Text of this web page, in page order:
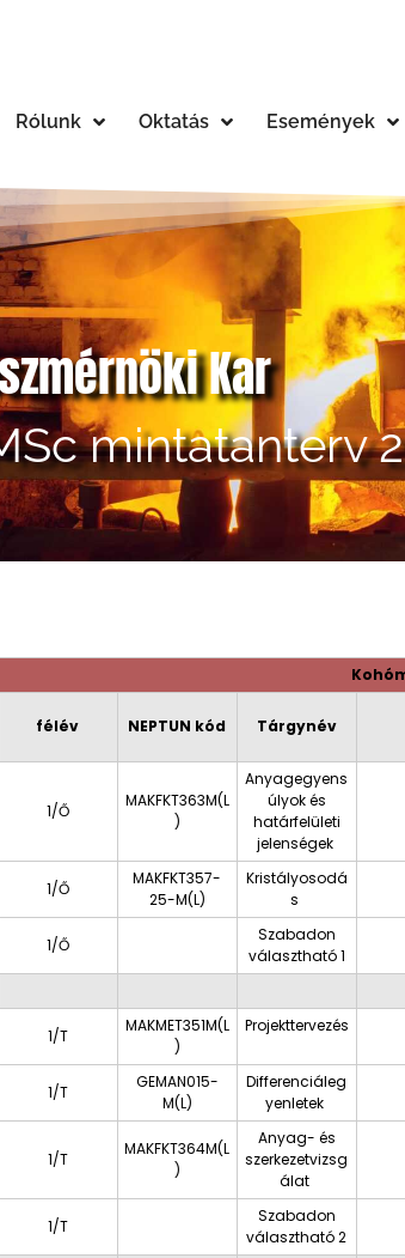
Rólunk Oktatás Események
Kar
mintatanterv
félév NEPTUN kód Tárgynév
1/Ő
MAKFKT363M(L
)
Anyagegyens
úlyok és
határfelületi
jelenségek
1/Ő
MAKFKT357-
25-M(L)
Kristályosodá
s
1/Ő
Szabadon
választható 1
1/T
MAKMET351M(L
)
Projekttervezés
1/T
GEMAN015-
M(L)
Differenciáleg
yenletek
1/T
MAKFKT364M(L
)
Anyag- és
szerkezetvizsg
álat
1/T
Szabadon
választható 2